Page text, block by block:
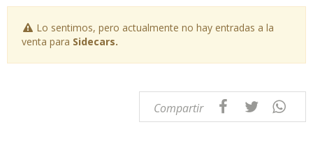
Lo sentimos, pero actualmente no hay entradas a la
venta para Sidecars.
Compartir